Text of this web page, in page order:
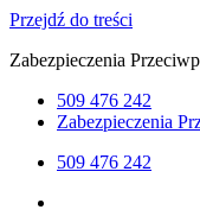
Przejdź do treści
Zabezpieczenia
509 476 242
Zabezpieczenia
509 476 242